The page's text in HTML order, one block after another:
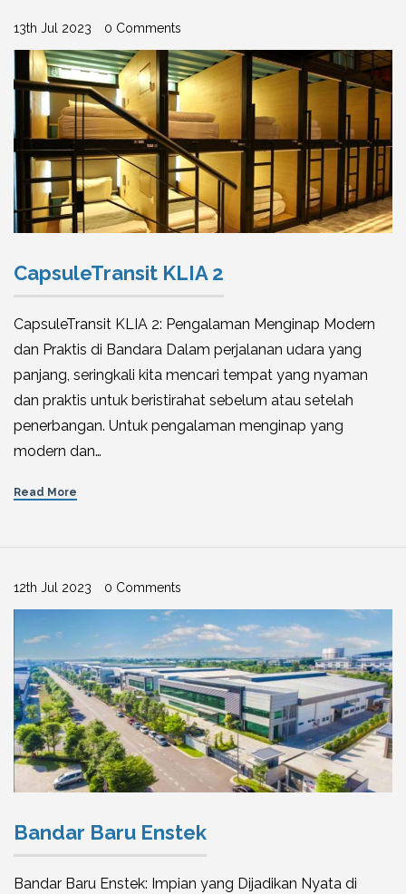
13th Jul 2023 0 Comments
CapsuleTransit KLIA 2
CapsuleTransit KLIA 2: Pengalaman Menginap Modern
dan Praktis di Bandara Dalam perjalanan udara yang
panjang, seringkali kita mencari tempat yang nyaman
dan praktis untuk beristirahat sebelum atau setelah
penerbangan. Untuk pengalaman menginap yang
modern dan…
Read More
12th Jul 2023 0 Comments
Bandar Baru Enstek
Bandar Baru Enstek: Impian yang Dijadikan Nyata di